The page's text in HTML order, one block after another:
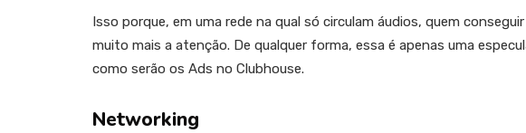
Isso porque, em uma rede na qual só circulam áudios, quem
muito mais a atenção. De qualquer forma, essa é apenas uma
como serão os Ads no Clubhouse.
Networking